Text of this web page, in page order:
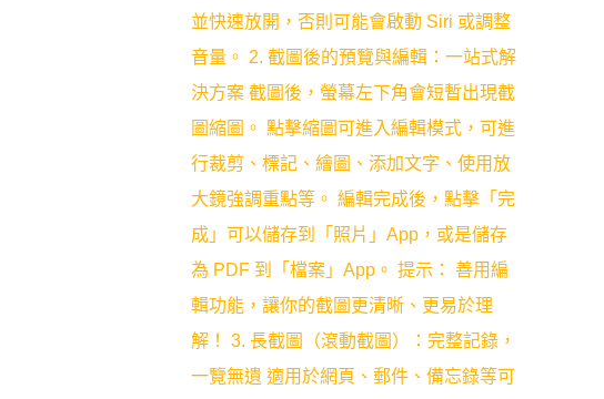
並快速放開，否則可能會啟動 Siri 或調整
音量。 2. 截圖後的預覽與編輯：一站式解
決方案 截圖後，螢幕左下角會短暫出現截
圖縮圖。 點擊縮圖可進入編輯模式，可進
行裁剪、標記、繪圖、添加文字、使用放
大鏡強調重點等。 編輯完成後，點擊「完
成」可以儲存到「照片」App，或是儲存
為 PDF 到「檔案」App。 提示： 善用編
輯功能，讓你的截圖更清晰、更易於理
解！ 3. 長截圖（滾動截圖）：完整記錄，
一覽無遺 適用於網頁、郵件、備忘錄等可